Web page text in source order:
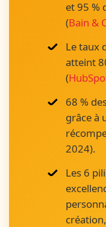
et 95 %
(Bain &
Le taux
atteint
(
68 %
grâce à
2024).
Les 6